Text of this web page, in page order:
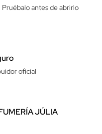
Pruébalo antes de abrirlo
oficial
JÚLIA